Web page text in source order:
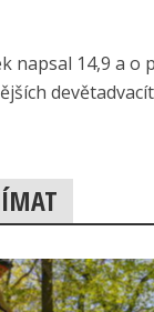
napsal 14,9 a